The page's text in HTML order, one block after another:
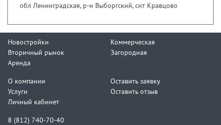
обл Ленинградская, р-н Выборгский, снт Кравцово
Новостройки
Вторичный рынок
Аренда
Коммерческая
Загородная
О компании
Услуги
Личный кабинет
Оставить заявку
Оставить отзыв
8 (812) 740-70-40